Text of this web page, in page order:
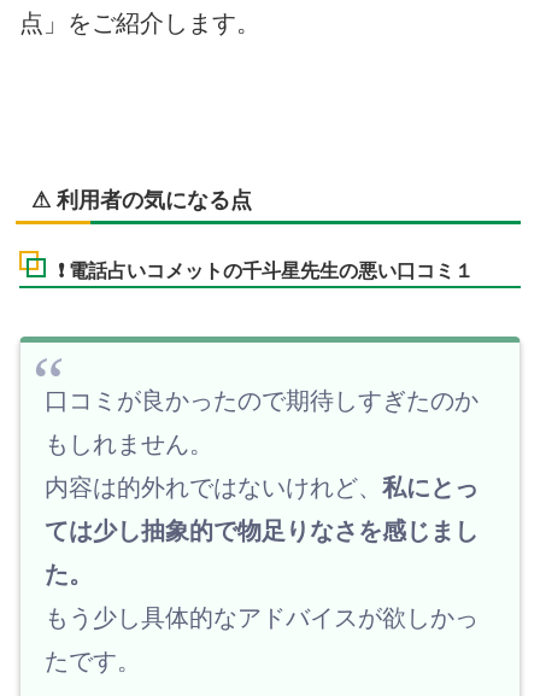
点」をご紹介します。
⚠ 利用者の気になる点
❗ 電話占いコメットの千斗星先生の悪い口コミ１
口コミが良かったので期待しすぎたのか
もしれません。
内容は的外れではないけれど、 私にとっ
ては少し抽象的で物足りなさを感じまし
た。
もう少し具体的なアドバイスが欲しかっ
たです。